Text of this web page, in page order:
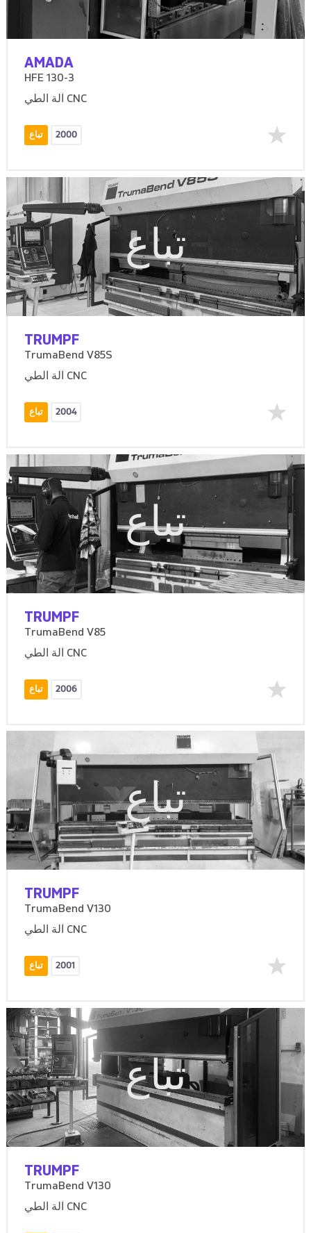
AMADA
HFE 130-3
آلة الطي CNC
تباع 2000
تباع
TRUMPF
TrumaBend V85S
آلة الطي CNC
تباع 2004
تباع
TRUMPF
TrumaBend V85
آلة الطي CNC
تباع 2006
تباع
TRUMPF
TrumaBend V130
آلة الطي CNC
تباع 2001
تباع
TRUMPF
TrumaBend V130
آلة الطي CNC